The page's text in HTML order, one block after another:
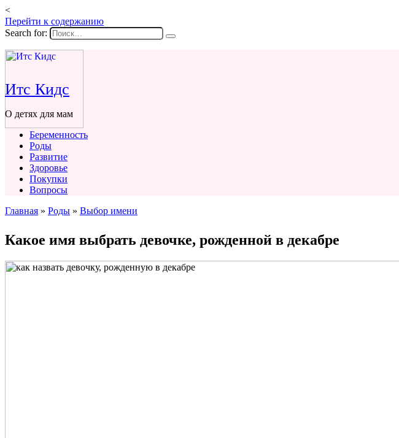
<
Перейти к содержанию
Search for:
Итс Кидс
О детях для мам
Беременность
Роды
Развитие
Здоровье
Покупки
Вопросы
Главная » Роды » Выбор имени
Какое имя выбрать девочке, рожденной в декабре